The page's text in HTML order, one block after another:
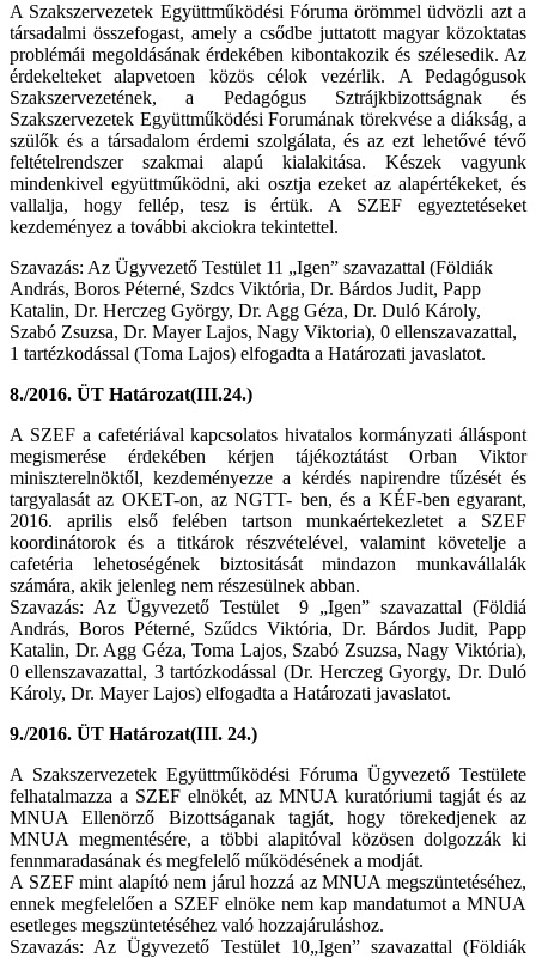
A Szakszervezetek Együttműködési Fóruma örömmel üdvözli azt a
társadalmi összefogast, amely a csődbe juttatott magyar közoktatas
problémái megoldásának érdekében kibontakozik és szélesedik. Az
érdekelteket alapvetoen közös célok vezérlik. A Pedagógusok
Szakszervezetének, a Pedagógus Sztrájkbizottságnak és
Szakszervezetek Együttműködési Forumának törekvése a diákság, a
szülők és a társadalom érdemi szolgálata, és az ezt lehetővé tévő
feltételrendszer szakmai alapú kialakitása. Készek vagyunk
mindenkivel együttműködni, aki osztja ezeket az alapértékeket, és
vallalja, hogy fellép, tesz is értük. A SZEF egyeztetéseket
kezdeményez a további akciokra tekintettel.
Szavazás: Az Ügyvezető Testület 11 „Igen” szavazattal (Földiák
András, Boros Péterné, Szdcs Viktória, Dr. Bárdos Judit, Papp
Katalin, Dr. Herczeg György, Dr. Agg Géza, Dr. Duló Károly,
Szabó Zsuzsa, Dr. Mayer Lajos, Nagy Viktoria), 0 ellenszavazattal,
1 tartézkodással (Toma Lajos) elfogadta a Határozati javaslatot.
8./2016. ÜT Határozat(III.24.)
A SZEF a cafetériával kapcsolatos hivatalos kormányzati álláspont
megismerése érdekében kérjen tájékoztátást Orban Viktor
miniszterelnöktől, kezdeményezze a kérdés napirendre tűzését és
targyalasát az OKET-on, az NGTT- ben, és a KÉF-ben egyarant,
2016. aprilis első felében tartson munkaértekezletet a SZEF
koordinátorok és a titkárok részvételével, valamint követelje a
cafetéria lehetoségének biztositását mindazon munkavállalák
számára, akik jelenleg nem részesülnek abban.
Szavazás: Az Ügyvezető Testület 9 „Igen” szavazattal (Földiá
András, Boros Péterné, Szűdcs Viktória, Dr. Bárdos Judit, Papp
Katalin, Dr. Agg Géza, Toma Lajos, Szabó Zsuzsa, Nagy Viktória),
0 ellenszavazattal, 3 tartózkodással (Dr. Herczeg Gyorgy, Dr. Duló
Károly, Dr. Mayer Lajos) elfogadta a Határozati javaslatot.
9./2016. ÜT Határozat(III. 24.)
A Szakszervezetek Együttműködési Fóruma Ügyvezető Testülete
felhatalmazza a SZEF elnökét, az MNUA kuratóriumi tagját és az
MNUA Ellenörző Bizottságanak tagját, hogy törekedjenek az
MNUA megmentésére, a többi alapitóval közösen dolgozzák ki
fennmaradasának és megfelelő működésének a modját.
A SZEF mint alapító nem járul hozzá az MNUA megszüntetéséhez,
ennek megfelelően a SZEF elnöke nem kap mandatumot a MNUA
esetleges megszüntetéséhez való hozzajáruláshoz.
Szavazás: Az Ügyvezető Testület 10„Igen” szavazattal (Földiák